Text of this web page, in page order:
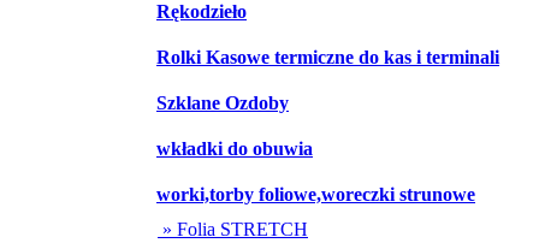
Rękodzieło
Rolki Kasowe termiczne do kas i terminali
Szklane Ozdoby
wkładki do obuwia
worki,torby foliowe,woreczki strunowe
» Folia STRETCH